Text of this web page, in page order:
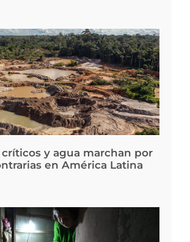
críticos y agua marchan por
en América Latina